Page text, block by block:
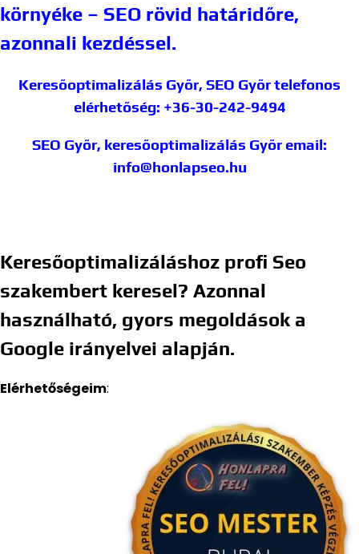
környéke – SEO rövid határidőre,
azonnali kezdéssel.
Keresőoptimalizálás Győr, SEO Győrtelefonos
elérhetőség: +36-30-242-9494
SEO Győr, keresőoptimalizálás Győremail:
info@honlapseo.hu
Keresőoptimalizáláshoz profi Seo
szakembert keresel? Azonnal
használható, gyors megoldások a
Google irányelvei alapján.
Elérhetőségeim: